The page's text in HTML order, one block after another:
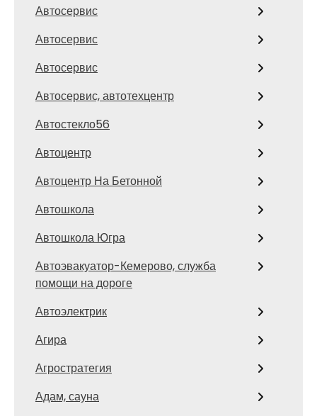
Автосервис
Автосервис
Автосервис
Автосервис, автотехцентр
Автостекло56
Автоцентр
Автоцентр На Бетонной
Автошкола
Автошкола Югра
Автоэвакуатор-Кемерово, служба
помощи на дороге
Автоэлектрик
Агира
Агростратегия
Адам, сауна